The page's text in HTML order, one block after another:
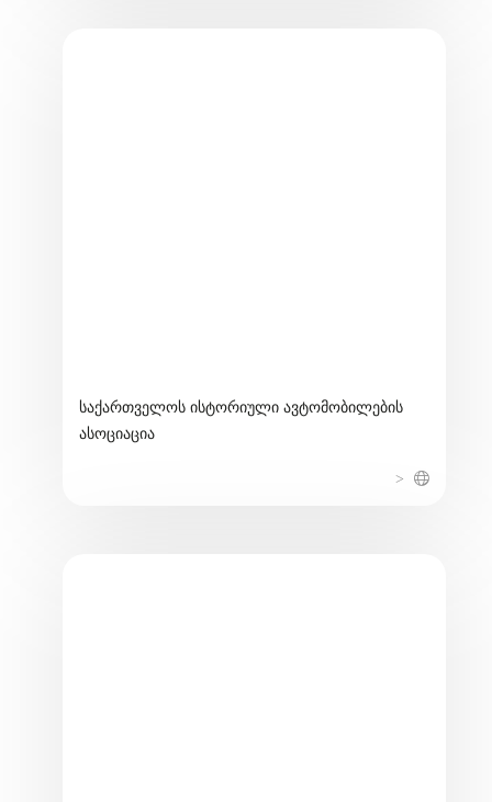
საქართველოს ისტორიული ავტომობილების
ასოციაცია
>